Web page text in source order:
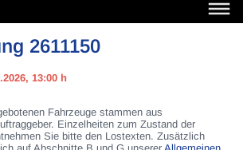
2611150
13:00 h
Fahrzeuge stammen aus
Einzelheiten zum Zustand der
Sie bitte den Lostexten. Zusätzlich